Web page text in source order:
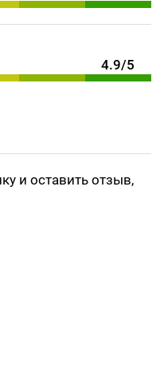
4.9/5
и оставить отзыв,